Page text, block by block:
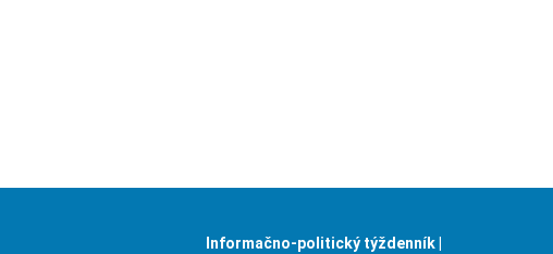
Informačno-politický týždenník |